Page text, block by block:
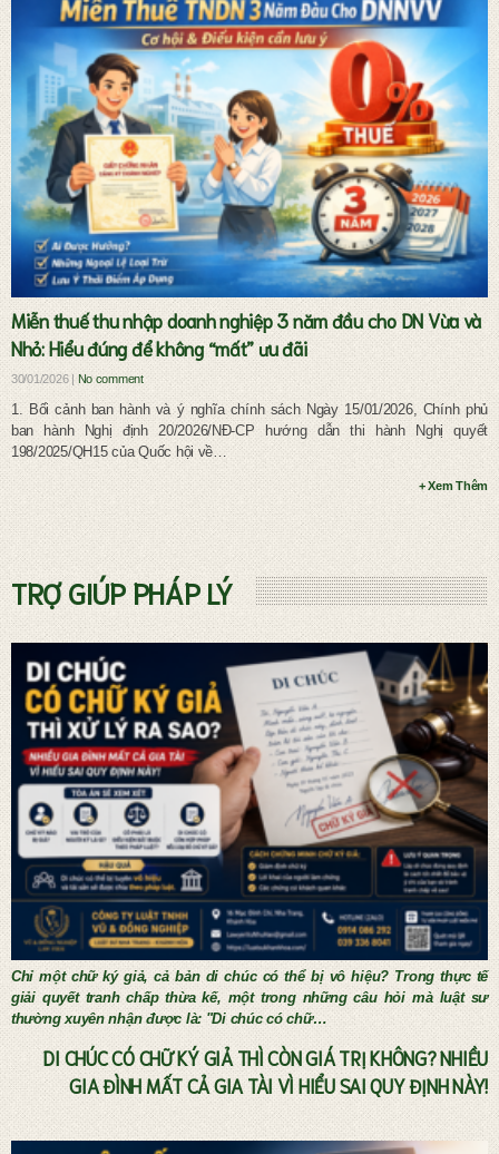
Dịch vụ pháp lý đầu tư và doanh nghiệp
Dịch vụ phá sản và Quản tài viên
THỦ TỤC KẾT HÔN NƯỚC NGOÀI
Miễn thuế thu nhập doanh nghiệp 3 năm đầu cho DN Vừa và
Nhỏ: Hiểu đúng để không “mất” ưu đãi
30/01/2026 | No comment
1. Bối cảnh ban hành và ý nghĩa chính sách Ngày 15/01/2026, Chính phủ
ban hành Nghị định 20/2026/NĐ-CP hướng dẫn thi hành Nghị quyết
198/2025/QH15 của Quốc hội về…
+ Xem Thêm
TRỢ GIÚP PHÁP LÝ
Chỉ một chữ ký giả, cả bản di chúc có thể bị vô hiệu? Trong thực tế
giải quyết tranh chấp thừa kế, một trong những câu hỏi mà luật sư
thường xuyên nhận được là: "Di chúc có chữ…
DI CHÚC CÓ CHỮ KÝ GIẢ THÌ CÒN GIÁ TRỊ KHÔNG? NHIỀU
GIA ĐÌNH MẤT CẢ GIA TÀI VÌ HIỂU SAI QUY ĐỊNH NÀY!